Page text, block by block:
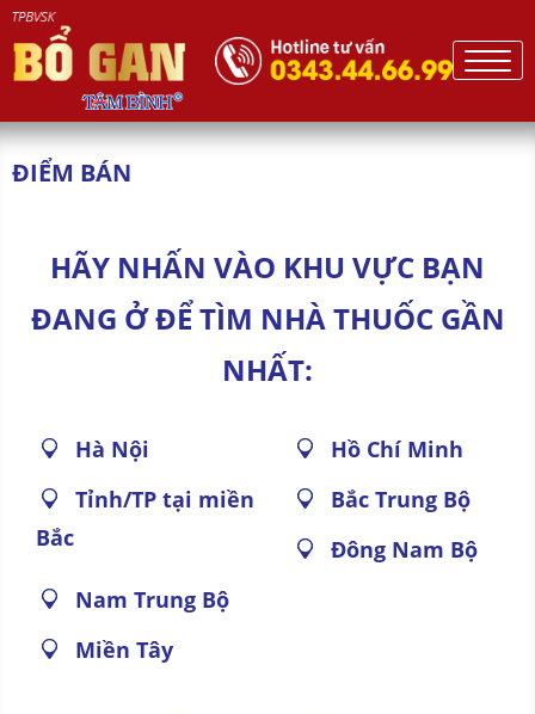
ĐIỂM BÁN
HÃY NHẤN VÀO KHU VỰC BẠN
ĐANG Ở ĐỂ TÌM NHÀ THUỐC GẦN
NHẤT:
Hà Nội
Hồ Chí Minh
Tỉnh/TP tại miền
Bắc
Bắc Trung Bộ
Đông Nam Bộ
Nam Trung Bộ
Miền Tây